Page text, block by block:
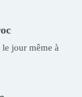
jour même à